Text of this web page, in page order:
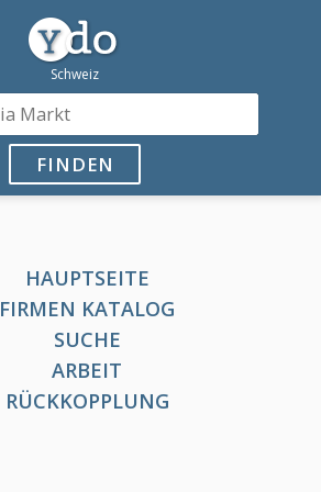
FINDEN
HAUPTSEITE
FIRMEN KATALOG
SUCHE
ARBEIT
RÜCKKOPPLUNG